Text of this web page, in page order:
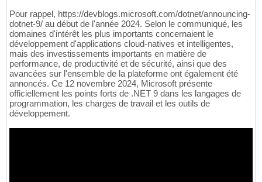
Pour rappel, https://devblogs.microsoft.com/dotnet/announcing-
dotnet-9/ au début de l'année 2024. Selon le communiqué, les
domaines d'intérêt les plus importants concernaient le
développement d'applications cloud-natives et intelligentes,
mais des investissements importants en matière de
performance, de productivité et de sécurité, ainsi que des
avancées sur l'ensemble de la plateforme ont également été
annoncés. Ce 12 novembre 2024, Microsoft présente
officiellement les points forts de .NET 9 dans les langages de
programmation, les charges de travail et les outils de
développement.